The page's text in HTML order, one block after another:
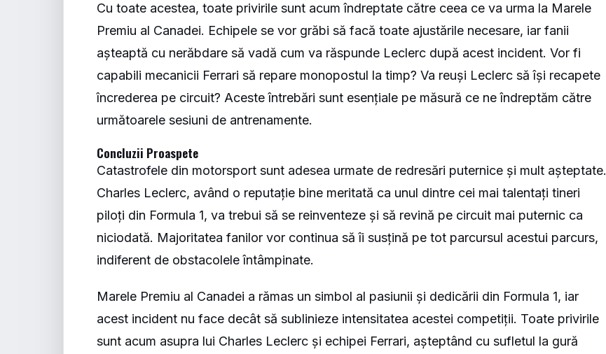
Cu toate acestea, toate privirile sunt acum îndreptate către ceea ce va urma la Marele
Premiu al Canadei. Echipele se vor grăbi să facă toate ajustările necesare, iar fanii
așteaptă cu nerăbdare să vadă cum va răspunde Leclerc după acest incident. Vor fi
capabili mecanicii Ferrari să repare monopostul la timp? Va reuși Leclerc să își recapete
încrederea pe circuit? Aceste întrebări sunt esențiale pe măsură ce ne îndreptăm către
următoarele sesiuni de antrenamente.
Concluzii Proaspete
Catastrofele din motorsport sunt adesea urmate de redresări puternice și mult așteptate.
Charles Leclerc, având o reputație bine meritată ca unul dintre cei mai talentați tineri
piloți din Formula 1, va trebui să se reinventeze și să revină pe circuit mai puternic ca
niciodată. Majoritatea fanilor vor continua să îi susțină pe tot parcursul acestui parcurs,
indiferent de obstacolele întâmpinate.
Marele Premiu al Canadei a rămas un simbol al pasiunii și dedicării din Formula 1, iar
acest incident nu face decât să sublinieze intensitatea acestei competiții. Toate privirile
sunt acum asupra lui Charles Leclerc și echipei Ferrari, așteptând cu sufletul la gură